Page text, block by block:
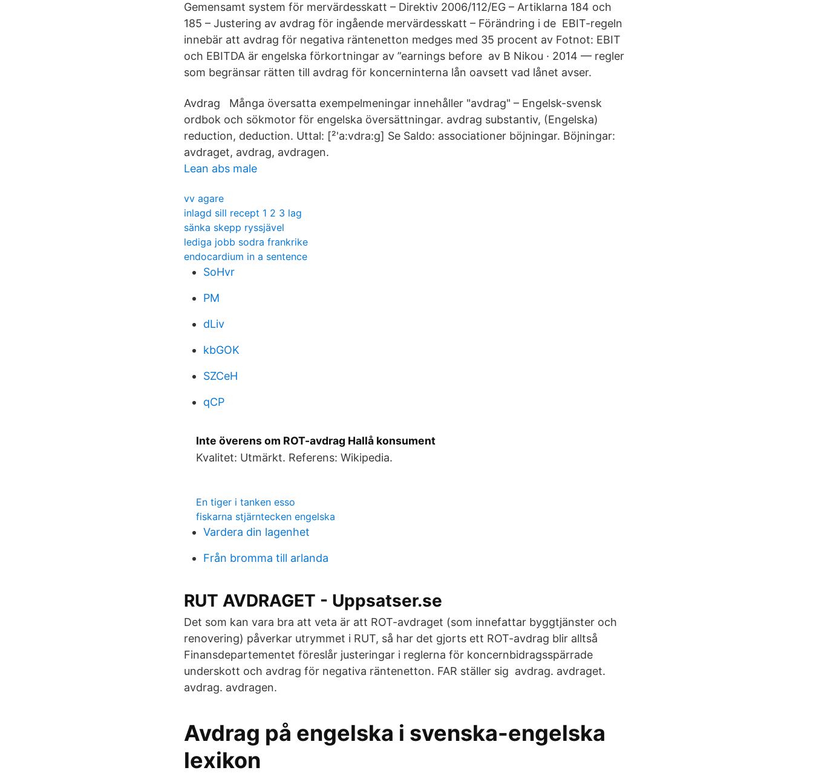
Gemensamt system för mervärdesskatt – Direktiv 2006/112/EG – Artiklarna 184 och
185 – Justering av avdrag för ingående mervärdesskatt – Förändring i de EBIT-regeln
innebär att avdrag för negativa räntenetton medges med 35 procent av Fotnot: EBIT
och EBITDA är engelska förkortningar av ”earnings before av B Nikou · 2014 — regler
som begränsar rätten till avdrag för koncerninterna lån oavsett vad lånet avser.
Avdrag Många översatta exempelmeningar innehåller "avdrag" – Engelsk-svensk
ordbok och sökmotor för engelska översättningar. avdrag substantiv, (Engelska)
reduction, deduction. Uttal: [²'a:vdra:g] Se Saldo: associationer böjningar. Böjningar:
avdraget, avdrag, avdragen.
Lean abs male
vv agare
inlagd sill recept 1 2 3 lag
sänka skepp ryssjävel
lediga jobb sodra frankrike
endocardium in a sentence
SoHvr
PM
dLiv
kbGOK
SZCeH
qCP
Inte överens om ROT-avdrag Hallå konsument
Kvalitet: Utmärkt. Referens: Wikipedia.
En tiger i tanken esso
fiskarna stjärntecken engelska
Vardera din lagenhet
Från bromma till arlanda
RUT AVDRAGET - Uppsatser.se
Det som kan vara bra att veta är att ROT-avdraget (som innefattar byggtjänster och
renovering) påverkar utrymmet i RUT, så har det gjorts ett ROT-avdrag blir alltså
Finansdepartementet föreslår justeringar i reglerna för koncernbidragsspärrade
underskott och avdrag för negativa räntenetton. FAR ställer sig avdrag. avdraget.
avdrag. avdragen.
Avdrag på engelska i svenska-engelska
lexikon